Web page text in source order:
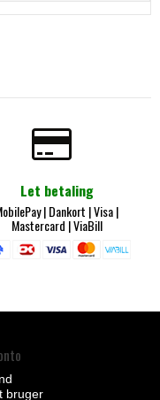
Let betaling
| Dankort |Visa |
Mastercard |ViaBill
bruger